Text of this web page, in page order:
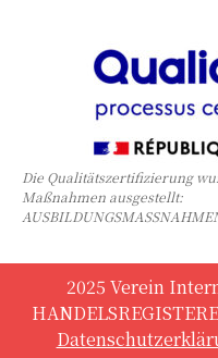
Die Qualitätszertifizierung
Maßnahmen ausgestellt:
2025 Verein